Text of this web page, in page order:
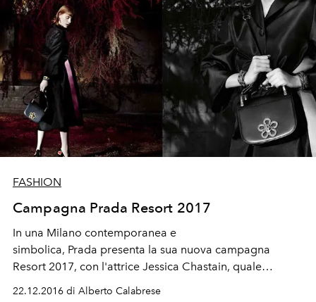
FASHION
Campagna Prada Resort 2017
In una Milano contemporanea e
simbolica, Prada presenta la sua nuova campagna
Resort 2017, con l'attrice Jessica Chastain, quale
sofisticata protagonista.
22.12.2016 di Alberto Calabrese